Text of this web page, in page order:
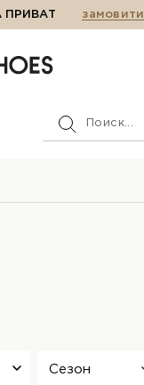
ПРИВАТ замовити
Сезон